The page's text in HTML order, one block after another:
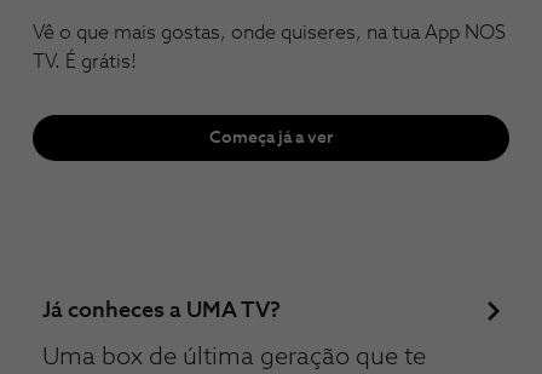
Vê o que mais gostas, onde quiseres, na tua App NOS
TV. É grátis!
Começa já a ver
Já conheces a UMA TV?
Uma box de última geração que te